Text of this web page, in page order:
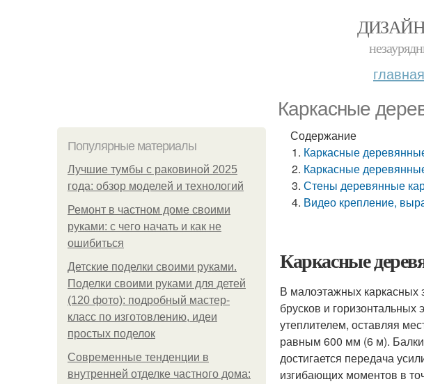
ДИЗАЙН
главная
Каркасные
Популярные материалы
Лучшие тумбы с раковиной 2025
года: обзор моделей и технологий
Ремонт в частном доме своими
руками: с чего начать и как не
ошибиться
Детские поделки своими руками.
Поделки своими руками для детей
(120 фото): подробный мастер-
класс по изготовлению, идеи
простых поделок
Современные тенденции в
внутренней отделке частного дома:
Содержание
Каркасные
Каркасные
Стены деревянные
Видео крепление,
Каркасные
В малоэтажных каркасных
брусков и
утеплителем, оставляя
равным 600 мм (6 м).
достигается передача
изгибающих моментов в